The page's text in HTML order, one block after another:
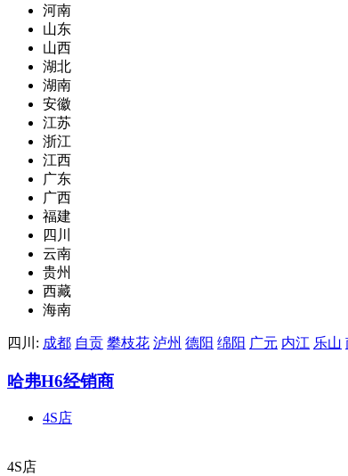
河南
山东
山西
湖北
湖南
安徽
江苏
浙江
江西
广东
广西
福建
四川
云南
贵州
西藏
海南
四川: 成都 自贡 攀枝花 泸州 德阳 绵阳 广元 内江 乐山
哈弗H6经销商
4S店
4S店